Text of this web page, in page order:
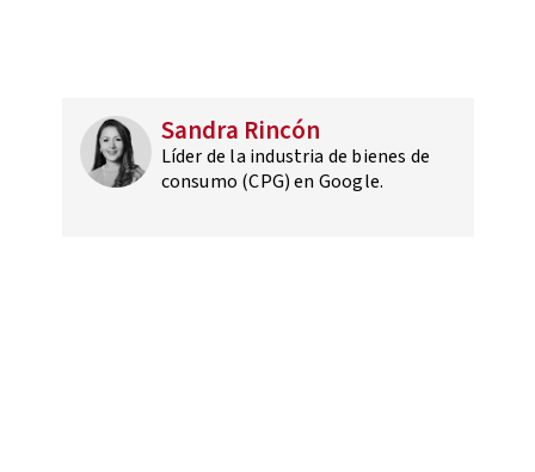
Sandra Rincón
Líder de la industria de bienes de
consumo (CPG) en Google.